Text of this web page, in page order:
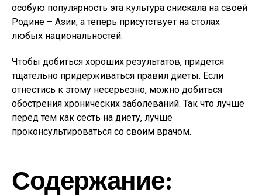
особую популярность эта культура снискала на своей
Родине – Азии, а теперь присутствует на столах
любых национальностей.
Чтобы добиться хороших результатов, придется
тщательно придерживаться правил диеты. Если
отнестись к этому несерьезно, можно добиться
обострения хронических заболеваний. Так что лучше
перед тем как сесть на диету, лучше
проконсультироваться со своим врачом.
Содержание: